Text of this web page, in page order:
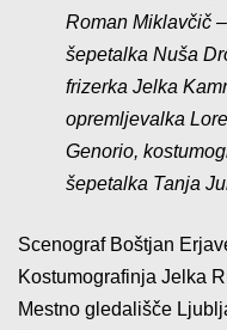
Roman Miklavčič
šepetalka Nuša
frizerka Jelka
opremljevalka
Genorio,
šepetalka Tanja
Scenograf Boštjan
Kostumografinja Jelka
Mestno gledališče